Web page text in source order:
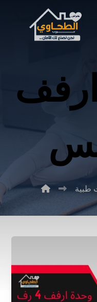
طبية